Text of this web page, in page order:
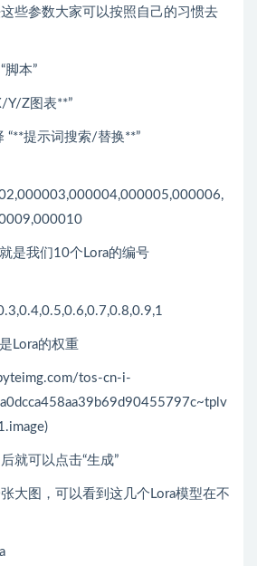
些参数大家可以按照自己的习惯去
脚本”
Y/Z图表**”
“**提示词搜索/替换**”
是我们10个Lora的编号
Lora的权重
tos-cn-i-
就可以点击“生成”
大图，可以看到这几个Lora模型在不